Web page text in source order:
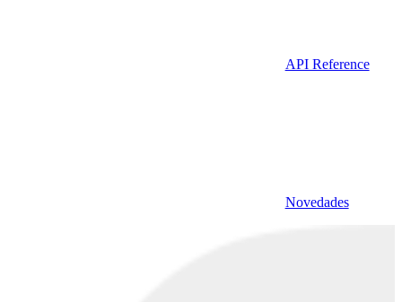
API Reference
Novedades